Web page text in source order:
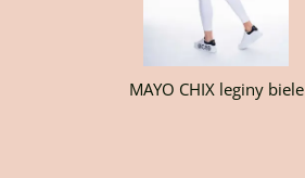
MAYO CHIX leginy biele